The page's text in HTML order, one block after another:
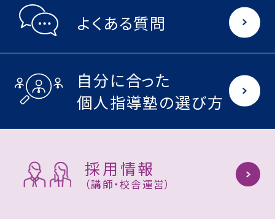
よくある質問
自分に合った
個人指導塾の選び方
採用情報
（講師・校舎運営）